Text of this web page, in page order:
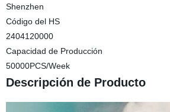
Shenzhen
Código del HS
2404120000
Capacidad de Producción
50000PCS/Week
Descripción de Producto